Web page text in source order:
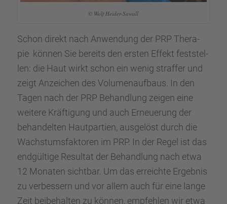
© Wolf Heider-Sawall
Schon direkt nach Anwen­dung der PRP Thera­
pie können Sie bereits den ersten Effekt feststel­
len: die Haut wirkt schon ein wenig straf­fer und
zeigt Anzei­chen des Volumen­auf­baus. In den
Tagen nach der PRP Behand­lung zeigen eine
weitere Kräfti­gung und auch Erneue­rung der
behan­del­ten Hautpar­tien, ausge­löst durch die
Wachs­tums­fak­to­ren im PRP. In der Regel ist das
endgül­tige Resul­tat der Behand­lung nach etwa
12 Monaten sicht­bar. Um das erreichte Ergeb­nis
zu verbes­sern und vor allem auch für eine lange
Zeit beibe­hal­ten zu können, empfeh­len wir etwa